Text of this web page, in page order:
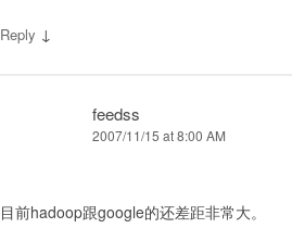
Reply ↓
feedss
2007/11/15 at 8:00 AM
目前hadoop跟google的还差距非常大。